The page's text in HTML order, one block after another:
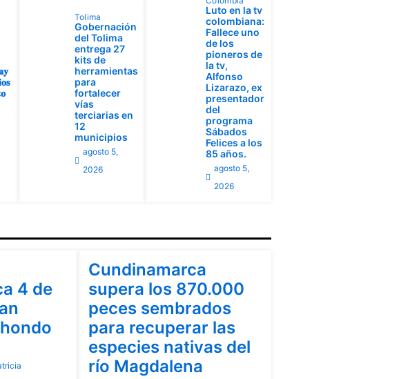
Tolima
Gobernación
del Tolima
entrega 27
kits de
herramientas
para
fortalecer
vías
terciarias en
12
municipios
agosto 5,
2026
Luto en la tv
colombiana:
Fallece uno
de los
pioneros de
la tv,
Alfonso
Lizarazo, ex
presentador
del
programa
Sábados
Felices a los
85 años.
agosto 5,
2026
4 de
Cundinamarca
supera los 870.000
peces sembrados
para recuperar las
especies nativas del
río Magdalena